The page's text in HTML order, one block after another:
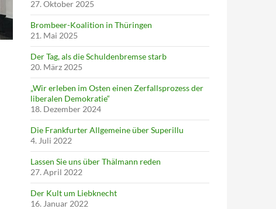
27. Oktober 2025
Brombeer-Koalition in Thüringen
21. Mai 2025
Der Tag, als die Schuldenbremse starb
20. März 2025
„Wir erleben im Osten einen Zerfallsprozess der
liberalen Demokratie“
18. Dezember 2024
Die Frankfurter Allgemeine über Superillu
4. Juli 2022
Lassen Sie uns über Thälmann reden
27. April 2022
Der Kult um Liebknecht
16. Januar 2022